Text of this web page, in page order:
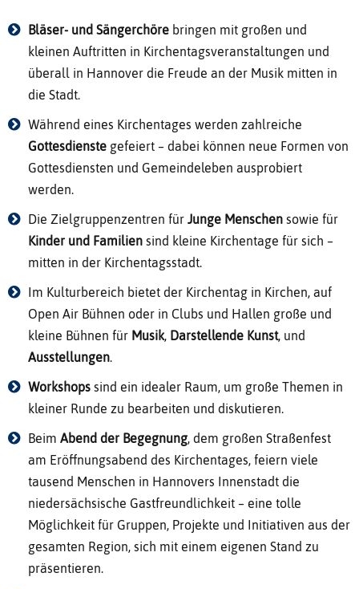
Bläser- und Sängerchöre bringen mit großen und
kleinen Auftritten in Kirchentagsveranstaltungen und
überall in Hannover die Freude an der Musik mitten in
die Stadt.
Während eines Kirchentages werden zahlreiche
Gottesdienste gefeiert – dabei können neue Formen von
Gottesdiensten und Gemeindeleben ausprobiert
werden.
Die Zielgruppenzentren für Junge Menschen sowie für
Kinder und Familien sind kleine Kirchentage für sich –
mitten in der Kirchentagsstadt.
Im Kulturbereich bietet der Kirchentag in Kirchen, auf
Open Air Bühnen oder in Clubs und Hallen große und
kleine Bühnen für Musik Darstellende Kunst, und
Ausstellungen
Workshops sind ein idealer Raum, um große Themen in
kleiner Runde zu bearbeiten und diskutieren.
Beim Abend der Begegnung , dem großen Straßenfest
am Eröffnungsabend des Kirchentages, feiern viele
tausend Menschen in Hannovers Innenstadt die
niedersächsische Gastfreundlichkeit – eine tolle
Möglichkeit für Gruppen, Projekte und Initiativen aus der
gesamten Region, sich mit einem eigenen Stand zu
präsentieren.